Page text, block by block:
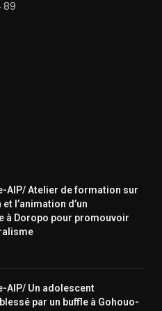
89
AIP/ Atelier de formation sur
l’animation d’un
à Doropo pour promouvoir
AIP/ Un adolescent
par un buffle à Gohouo-